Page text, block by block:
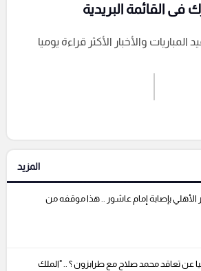
إرسال تعليق
فى القائمة البريدية
والأخبار الأكثر قراءة يوميا
المزيد
بإصابة إمام عاشور .. هذا موقفه من
عن تعاقد محمد صلاح مع طرابزون ؟ .. "الملك